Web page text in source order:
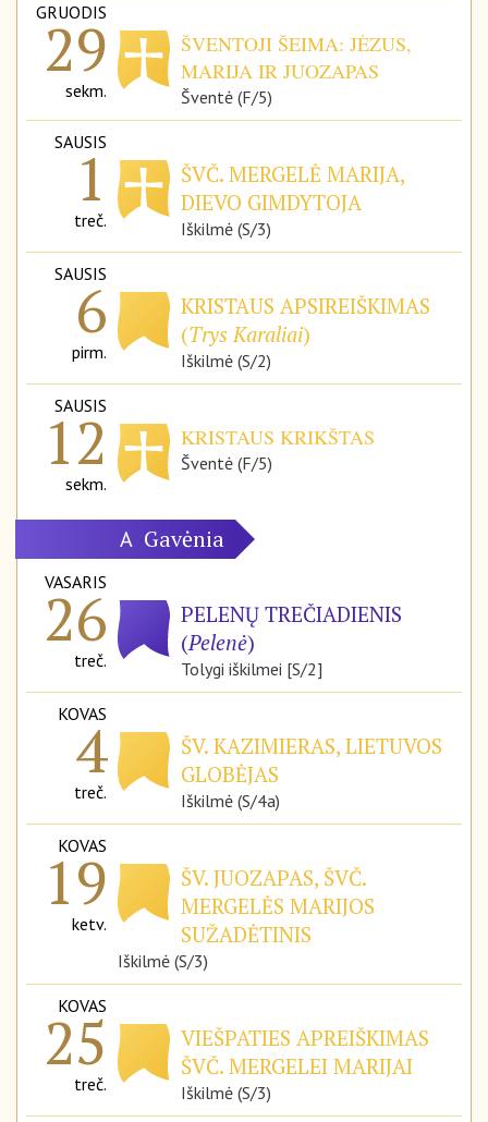
GRUODIS
29
sekm.
ŠVENTOJI ŠEIMA: JĖZUS,
MARIJA IR JUOZAPAS
Šventė (F/5)
SAUSIS
1
treč.
ŠVČ. MERGELĖ MARIJA,
DIEVO GIMDYTOJA
Iškilmė (S/3)
SAUSIS
6
pirm.
KRISTAUS APSIREIŠKIMAS
(Trys Karaliai)
Iškilmė (S/2)
SAUSIS
12
sekm.
KRISTAUS KRIKŠTAS
Šventė (F/5)
A Gavėnia
VASARIS
26
treč.
PELENŲ TREČIADIENIS
(Pelenė)
Tolygi iškilmei [S/2]
KOVAS
4
treč.
ŠV. KAZIMIERAS, LIETUVOS
GLOBĖJAS
Iškilmė (S/4a)
KOVAS
19
ketv.
ŠV. JUOZAPAS, ŠVČ.
MERGELĖS MARIJOS
SUŽADĖTINIS
Iškilmė (S/3)
KOVAS
25
treč.
VIEŠPATIES APREIŠKIMAS
ŠVČ. MERGELEI MARIJAI
Iškilmė (S/3)